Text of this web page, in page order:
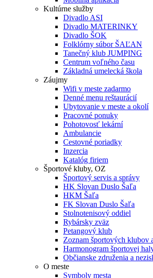
Kultúrne služby
Divadlo ASI
Divadlo MATERINKY
Divadlo ŠOK
Folklórny súbor ŠAĽAN
Tanečný klub JUMPING
Centrum voľného času
Základná umelecká škola
Záujmy
Wifi v meste zadarmo
Denné menu reštaurácií
Ubytovanie v meste a okolí
Pracovné ponuky
Pohotovosť lekární
Ambulancie
Cestovné poriadky
Inzercia
Katalóg firiem
Športové kluby, OZ
Športový servis a správy
HK Slovan Duslo Šaľa
HKM Šaľa
FK Slovan Duslo Šaľa
Stolnotenisový oddiel
Rybársky zväz
Petangový klub
Zoznam športových klubov
Harmonogram športovej
Občianske združenia a
O meste
Symboly mesta